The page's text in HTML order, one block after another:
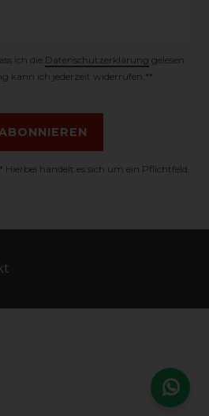
ich die Daten­schutz­erklärung gelesen
kann ich jederzeit widerrufen.**
Hierbei handelt es sich um ein Pflichtfeld.